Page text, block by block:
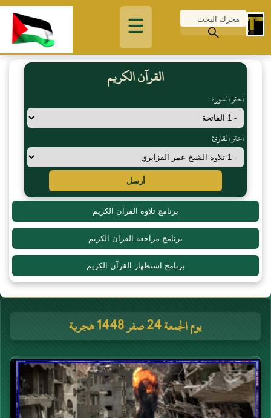
☰
القرآن الكريم
اختر السورة
اختر القارئ
أرسل
برنامج تلاوة القرآن الكريم
برنامج مراجعة القرآن الكريم
برنامج استظهار القرآن الكريم
يوم الجمعة 24 صفر 1448 هجرية